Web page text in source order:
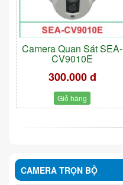
Camera Quan Sát SEA-
CV9010E
300.000 đ
Giỏ hàng
CAMERA TRỌN BỘ